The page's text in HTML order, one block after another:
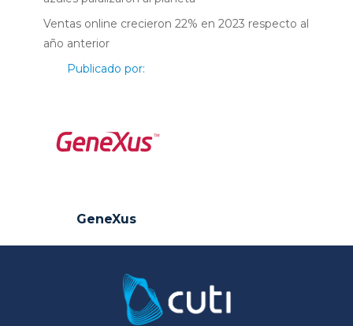
Ventas online crecieron 22% en 2023 respecto al
año anterior
Publicado por:
GeneXus